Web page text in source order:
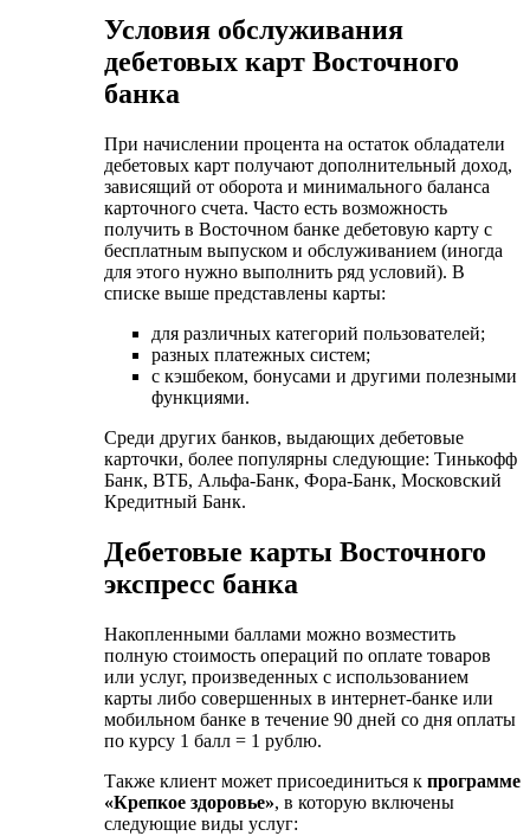
Условия обслуживания
дебетовых карт Восточного
банка
При начислении процента на остаток обладатели
дебетовых карт получают дополнительный доход,
зависящий от оборота и минимального баланса
карточного счета. Часто есть возможность
получить в Восточном банке дебетовую карту с
бесплатным выпуском и обслуживанием (иногда
для этого нужно выполнить ряд условий). В
списке выше представлены карты:
для различных категорий пользователей;
разных платежных систем;
с кэшбеком, бонусами и другими полезными
функциями.
Среди других банков, выдающих дебетовые
карточки, более популярны следующие: Тинькофф
Банк, ВТБ, Альфа-Банк, Фора-Банк, Московский
Кредитный Банк.
Дебетовые карты Восточного
экспресс банка
Накопленными баллами можно возместить
полную стоимость операций по оплате товаров
или услуг, произведенных с использованием
карты либо совершенных в интернет-банке или
мобильном банке в течение 90 дней со дня оплаты
по курсу 1 балл = 1 рублю.
Также клиент может присоединиться к программе
«Крепкое здоровье», в которую включены
следующие виды услуг: